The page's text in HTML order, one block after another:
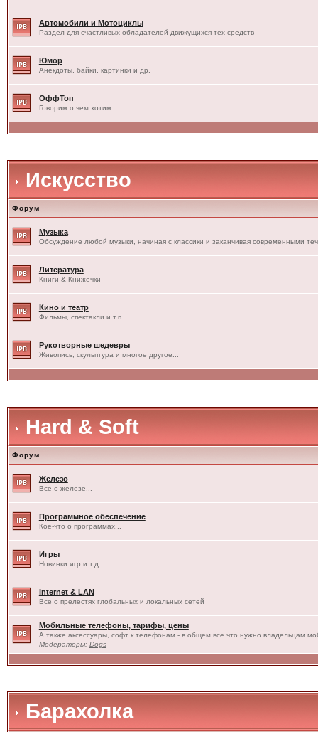
Автомобили и Мотоциклы
Раздел для счастливых обладателей движущихся тех-средств
Юмор
Анекдоты, байки, картинки и др.
ОффТоп
Говорим о чем хотим
Искусство
Форум
Музыка
Обсуждение любой музыки, начиная с классики и заканчивая современными
Литература
Книги & Книжечки
Кино и театр
Фильмы, спектакли и т.п.
Рукотворные шедевры
Живопись, скульптура и многое другое...
Hard & Soft
Форум
Железо
Все о железе...
Программное обеспечение
Кое-что о программах...
Игры
Новинки игр и т.д.
Internet & LAN
Все о прелестях глобальных и локальных сетей
Мобильные телефоны, тарифы, цены
А также аксессуары, софт к телефонам - в общем все что нужно владельцам
Модераторы: Dogs
Барахолка